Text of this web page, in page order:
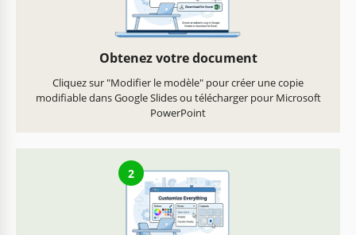
Obtenez votre document
Cliquez sur "Modifier le modèle" pour créer une copie
modifiable dans Google Slides ou télécharger pour Microsoft
PowerPoint
2